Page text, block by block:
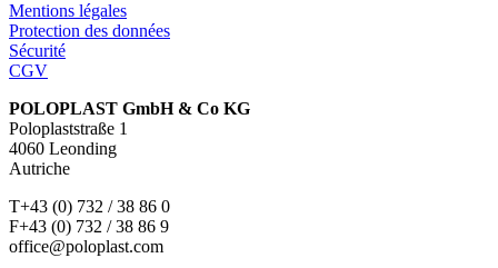
Mentions légales
Protection des données
Sécurité
CGV
POLOPLAST GmbH & Co KG
Poloplaststraße 1
4060 Leonding
Autriche
T+43 (0) 732 / 38 86 0
F+43 (0) 732 / 38 86 9
office@poloplast.com